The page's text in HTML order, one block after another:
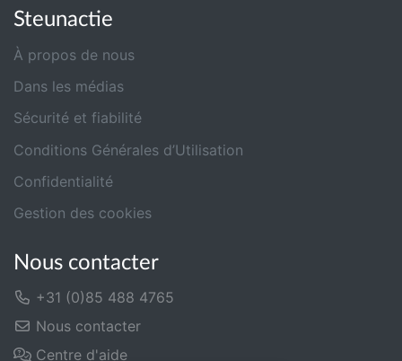
Steunactie
À propos de nous
Dans les médias
Sécurité et fiabilité
Conditions Générales d’Utilisation
Confidentialité
Gestion des cookies
Nous contacter
+31 (0)85 488 4765
Nous contacter
Centre d'aide